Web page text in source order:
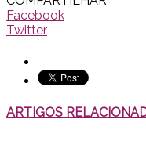
Facebook
Twitter
ARTIGOS